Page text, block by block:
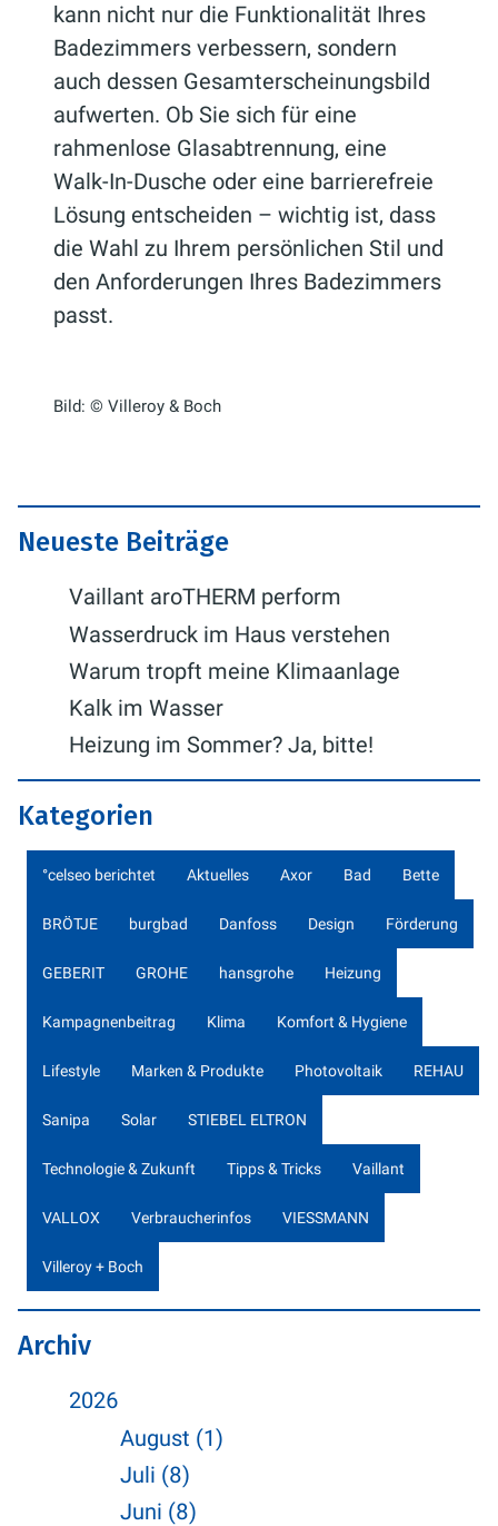
kann nicht nur die Funktionalität Ihres
Badezimmers verbessern, sondern
auch dessen Gesamterscheinungsbild
aufwerten. Ob Sie sich für eine
rahmenlose Glasabtrennung, eine
Walk-In-Dusche oder eine barrierefreie
Lösung entscheiden – wichtig ist, dass
die Wahl zu Ihrem persönlichen Stil und
den Anforderungen Ihres Badezimmers
passt.
Bild: © Villeroy & Boch
Neueste Beiträge
Vaillant aroTHERM perform
Wasserdruck im Haus verstehen
Warum tropft meine Klimaanlage
Kalk im Wasser
Heizung im Sommer? Ja, bitte!
Kategorien
°celseo berichtet Aktuelles Axor Bad Bette
BRÖTJE burgbad Danfoss Design Förderung
GEBERIT GROHE hansgrohe Heizung
Kampagnenbeitrag Klima Komfort & Hygiene
Lifestyle Marken & Produkte Photovoltaik REHAU
Sanipa Solar STIEBEL ELTRON
Technologie & Zukunft Tipps & Tricks Vaillant
VALLOX Verbraucherinfos VIESSMANN
Villeroy + Boch
Archiv
2026
August (1)
Juli (8)
Juni (8)